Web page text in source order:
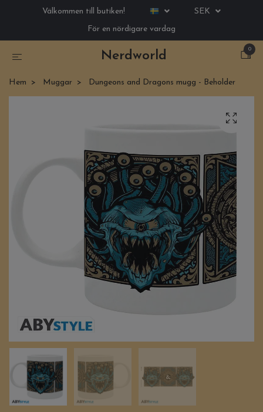
Välkommen till butiken!
SEK
För en nördigare vardag
Nerdworld
0
Hem Muggar Dungeons and Dragons mugg - Beholder